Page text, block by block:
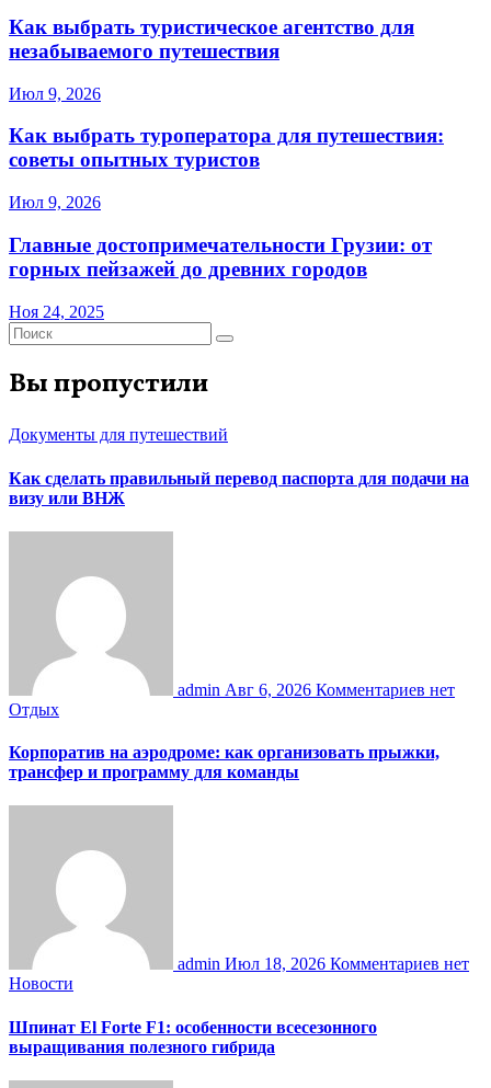
Как выбрать туристическое агентство для
незабываемого путешествия
Июл 9, 2026
Как выбрать туроператора для путешествия:
советы опытных туристов
Июл 9, 2026
Главные достопримечательности Грузии: от
горных пейзажей до древних городов
Ноя 24, 2025
Вы пропустили
Документы для путешествий
Как сделать правильный перевод паспорта для подачи на
визу или ВНЖ
admin Авг 6, 2026 Комментариев нет
Отдых
Корпоратив на аэродроме: как организовать прыжки,
трансфер и программу для команды
admin Июл 18, 2026 Комментариев нет
Новости
Шпинат El Forte F1: особенности всесезонного
выращивания полезного гибрида